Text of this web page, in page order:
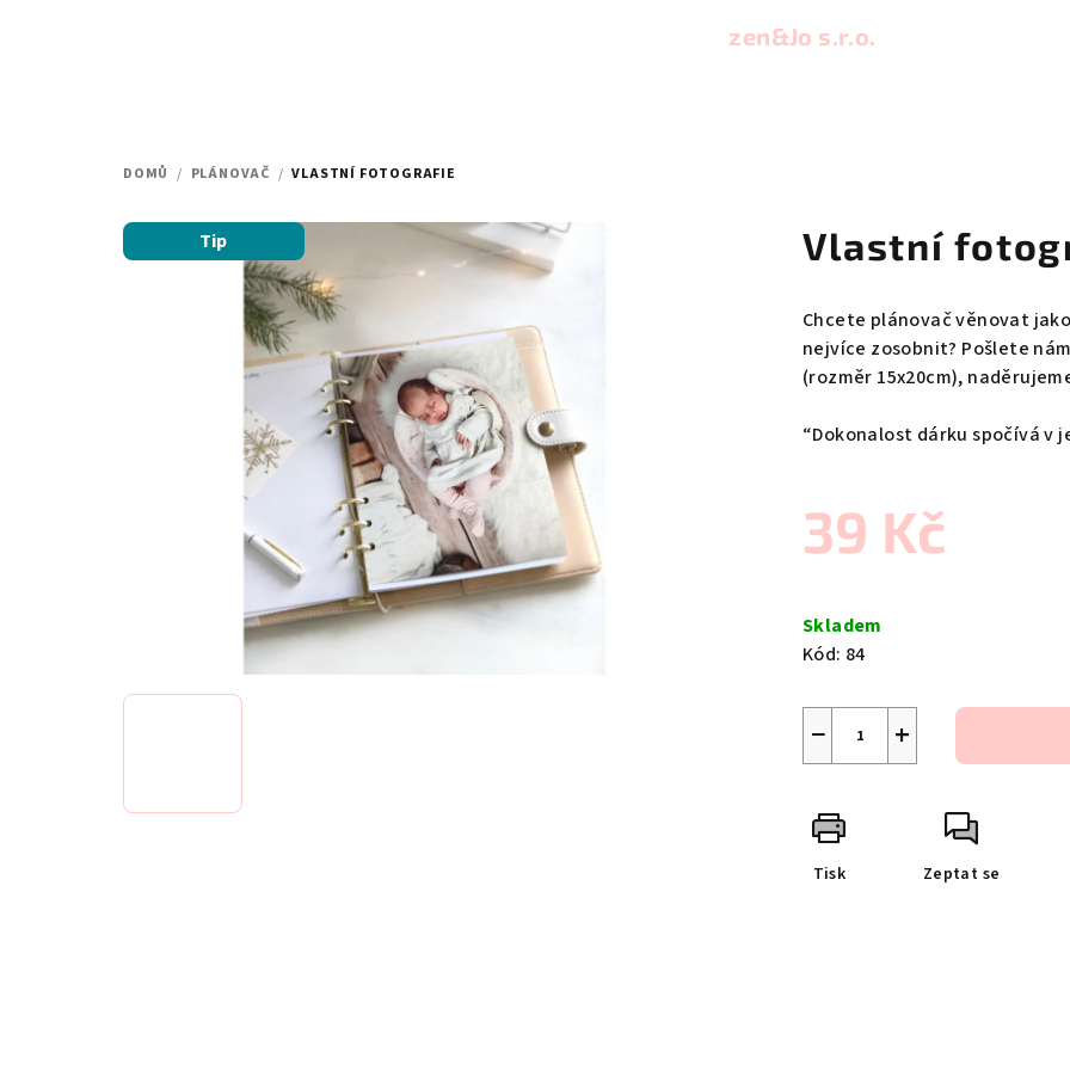
zen&Jo s.r.o.
DOMŮ / PLÁNOVAČ / VLASTNÍ FOTOGRAFIE
Vlastní
Chcete plánovač věnovat
nejvíce zosobnit? Pošlete
(rozměr 15x20cm),
“Dokonalost dárku spočívá v
39 Kč
cena:
Skladem
Kód: 84
+
−
Tisk Zeptat se
Tip